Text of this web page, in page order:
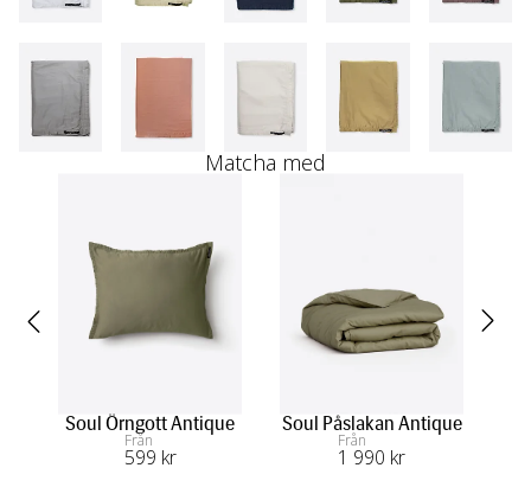
Matcha med
Soul Örngott Antique
Från
599 kr
Soul Påslakan Antique
Från
1 990 kr